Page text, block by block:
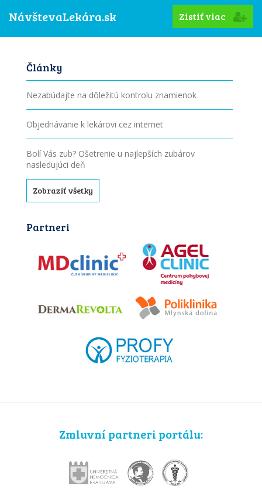
NávštevaLekára.sk
Zistiť viac
Články
Nezabúdajte na dôležitú kontrolu znamienok
Objednávanie k lekárovi cez internet
Bolí Vás zub? Ošetrenie u najlepších zubárov
nasledujúci deň
Zobraziť všetky
Partneri
Zmluvní partneri portálu: